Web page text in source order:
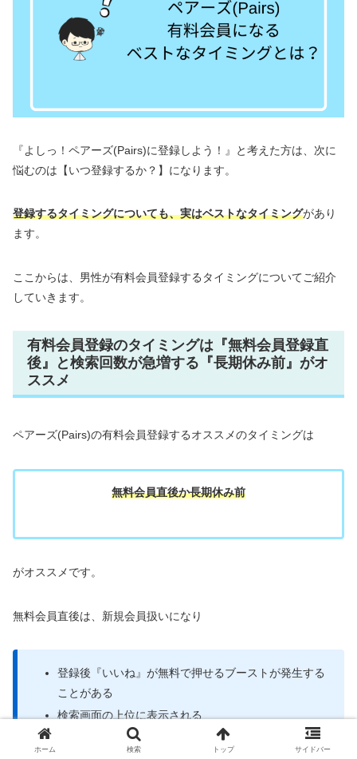
『よしっ！ペアーズ(Pairs)に登録しよう！』と考えた方は、次に
悩むのは【いつ登録するか？】になります。
登録するタイミングについても、実はベストなタイミングがあり
ます。
ここからは、男性が有料会員登録するタイミングについてご紹介
していきます。
有料会員登録のタイミングは『無料会員登録直
後』と検索回数が急増する『長期休み前』がオ
ススメ
ペアーズ(Pairs)の有料会員登録するオススメのタイミングは
無料会員直後か長期休み前
がオススメです。
無料会員直後は、新規会員扱いになり
登録後『いいね』が無料で押せるブーストが発生する
ことがある
検索画面の上位に表示される
ピックアップ会員に選ばれやすい
ホーム 検索 トップ サイドバー